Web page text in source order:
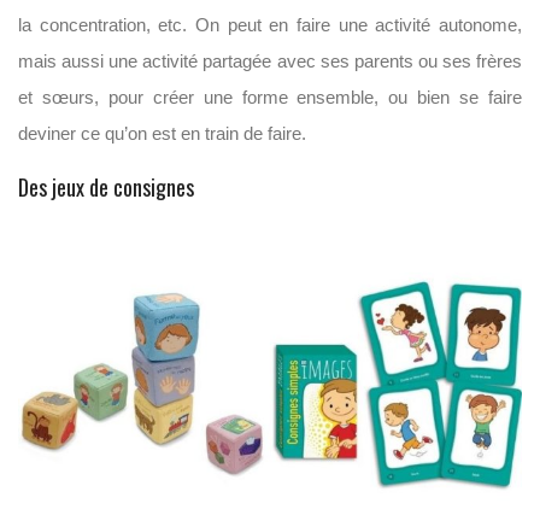
la concentration, etc. On peut en faire une activité autonome,
mais aussi une activité partagée avec ses parents ou ses frères
et sœurs, pour créer une forme ensemble, ou bien se faire
deviner ce qu’on est en train de faire.
Des jeux de consignes